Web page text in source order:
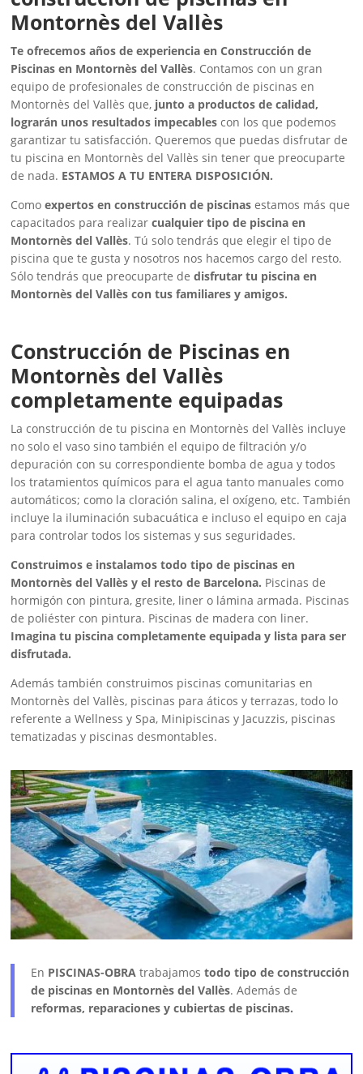
Montornès del Vallès
Te ofrecemos años de experiencia en Construcción de
Piscinas en Montornès del Vallès. Contamos con un gran
equipo de profesionales de construcción de piscinas en
Montornès del Vallès que, junto a productos de calidad,
lograrán unos resultados impecables con los que podemos
garantizar tu satisfacción. Queremos que puedas disfrutar de
tu piscina en Montornès del Vallès sin tener que preocuparte
de nada. ESTAMOS A TU ENTERA DISPOSICIÓN.
Comoexpertos en construcción de piscinas estamos más que
capacitados para realizarcualquier tipo de piscina en
Montornès del Vallès. Tú solo tendrás que elegir el tipo de
piscina que te gusta y nosotros nos hacemos cargo del resto.
Sólo tendrás que preocuparte dedisfrutar tu piscina en
Montornès del Vallès con tus familiares y amigos.
Construcción de Piscinas en
Montornès del Vallès
completamente equipadas
La construcción de tu piscina en Montornès del Vallès incluye
no solo el vaso sino también el equipo de filtración y/o
depuración con su correspondiente bomba de agua y todos
los tratamientos químicos para el agua tanto manuales como
automáticos; como la cloración salina, el oxígeno, etc. También
incluye la iluminación subacuática e incluso el equipo en caja
para controlar todos los sistemas y sus seguridades.
Construimos e instalamos todo tipo de piscinas en
Montornès del Vallès y el resto de Barcelona. Piscinas de
hormigón con pintura, gresite, liner o lámina armada. Piscinas
de poliéster con pintura. Piscinas de madera con liner.
Imagina tu piscina completamente equipada y lista para ser
disfrutada.
Además también construimos piscinas comunitarias en
Montornès del Vallès, piscinas para áticos y terrazas, todo lo
referente a Wellness y Spa, Minipiscinas y Jacuzzis, piscinas
tematizadas y piscinas desmontables.
En PISCINAS-OBRA trabajamostodo tipo de construcción
de piscinas en Montornès del Vallès. Además de
reformas, reparaciones y cubiertas de piscinas.